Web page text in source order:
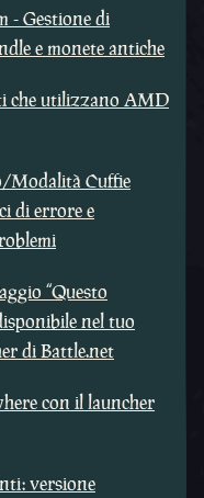
- Gestione di
e monete antiche
che utilizzano AMD
Modalità Cuffie
di errore e
“Questo
nel tuo
di Battle.net
con il launcher
versione